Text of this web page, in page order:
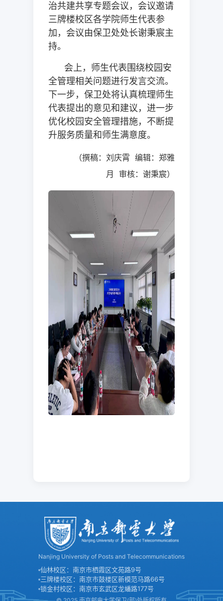
治共建共享专题会议，会议邀请
三牌楼校区各学院师生代表参
加，会议由保卫处处长谢秉宸主
持。
会上，师生代表围绕校园安
全管理相关问题进行发言交流。
下一步，保卫处将认真梳理师生
代表提出的意见和建议，进一步
优化校园安全管理措施，不断提
升服务质量和师生满意度。
（撰稿：刘庆霄 编辑：郑雅
月
审核：谢秉宸）
Nanjing University of Posts and Telecommunications
仙林校区：南京市栖霞区文苑路9号
三牌楼校区：南京市鼓楼区新模范马路66号
锁金村校区：南京市玄武区龙蟠路177号